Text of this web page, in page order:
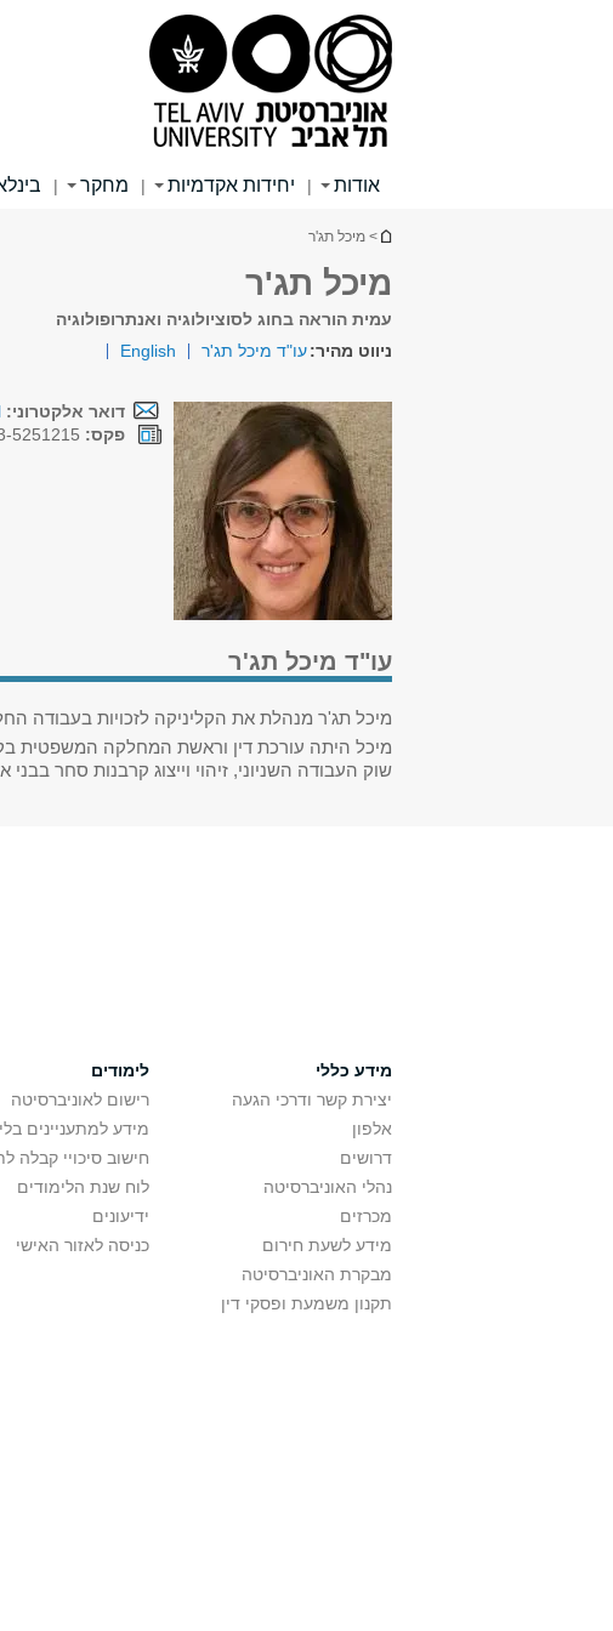
אודות | יחידות אקדמיות | מחקר |
הינך נמצא כאן
> מיכל תג'ר
מיכל תג'ר
עמית הוראה בחוג לסוציולוגיה ואנתרופולוגיה
ניווט מהיר:עו"ד מיכל תג'ר English
דואר אלקטרוני:
פקס:
עו"ד מיכל תג'ר
מיכל תג'ר מנהלת את הקליניקה לזכויות בעבודה
מיכל היתה עורכת דין וראשת המחלקה המשפטית
שוק העבודה השניוני, זיהוי וייצוג קרבנות סחר בבני
מידע כללי
יצירת קשר ודרכי הגעה
אלפון
דרושים
נהלי האוניברסיטה
מכרזים
מידע לשעת חירום
מבקרת האוניברסיטה
תקנון משמעת ופסקי דין
לימודים
רישום לאוניברסיטה
מידע למתעניינים
חישוב סיכויי קבלה
לוח שנת הלימודים
ידיעונים
כניסה לאזור האישי